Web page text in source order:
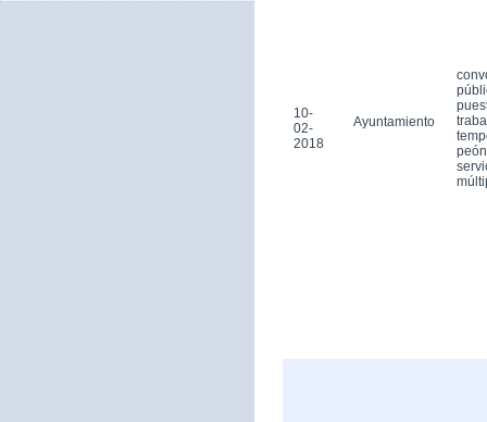
10-
02-
2018
Ayuntamiento